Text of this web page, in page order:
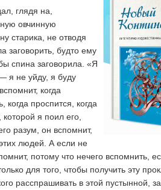
глядя на,
овчинную
старика, не отводя
заговорить, будто ему
спина заговорила. «Я
я не уйду, я буду
когда
когда проспится, когда
я поил его,
разум, он вспомнит,
людей. А если не
потому что нечего вспомнить,
для того, чтобы получить эту
расспрашивать в этой пустынной,